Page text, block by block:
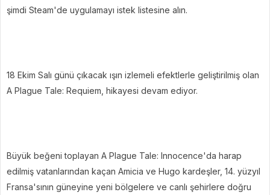
şimdi Steam'de uygulamayı istek listesine alın.
18 Ekim Salı günü çıkacak ışın izlemeli efektlerle geliştirilmiş olan
A Plague Tale: Requiem, hikayesi devam ediyor.
Büyük beğeni toplayan A Plague Tale: Innocence'da harap
edilmiş vatanlarından kaçan Amicia ve Hugo kardeşler, 14. yüzyıl
Fransa'sının güneyine yeni bölgelere ve canlı şehirlere doğru